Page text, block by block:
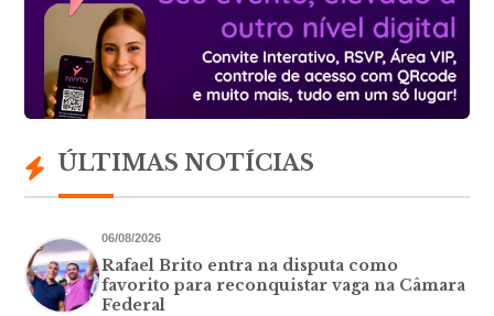
ÚLTIMAS NOTÍCIAS
06/08/2026
Rafael Brito entra na disputa como
favorito para reconquistar vaga na Câmara
Federal